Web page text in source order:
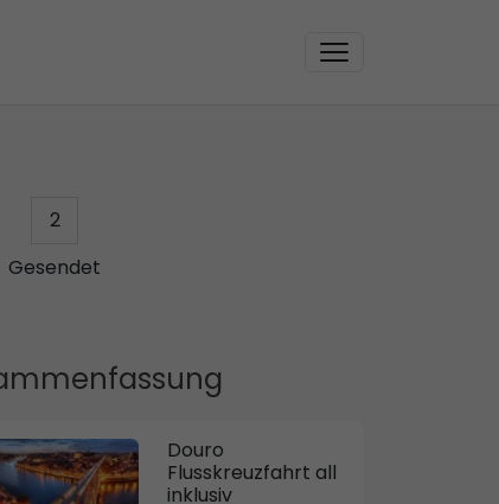
2
Gesendet
Douro
Flusskreuzfahrt all
inklusiv